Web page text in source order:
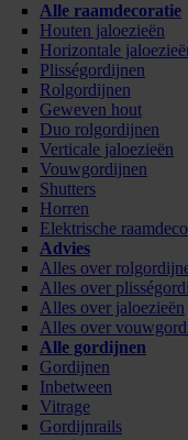
Alle raamdecoratie
Houten jaloezieën
Horizontale
Plisségordijnen
Rolgordijnen
Geweven hout
Duo rolgordijnen
Verticale jaloezieën
Vouwgordijnen
Shutters
Horren
Elektrische
Advies
Alles over
Alles over
Alles over jaloezieën
Alles over
Alle gordijnen
Gordijnen
Inbetween
Vitrage
Gordijnrails